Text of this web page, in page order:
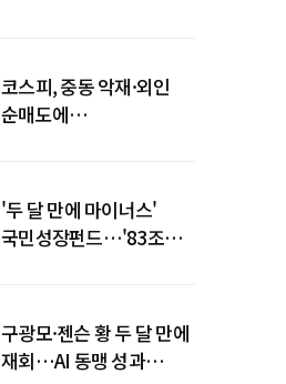
코스피, 중동 악재·외인
순매도에
'두 달 만에 마이너스'
국민성장펀드…'83조
구광모·젠슨 황 두 달 만에
재회…AI 동맹 성과